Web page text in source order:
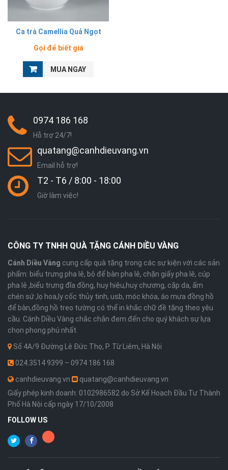
Ca trà Camellia Quả Ngọt
Gọi để biết giá
MUA NGAY
0974 186 168
Hỗ trợ 24/7!
quatang@canhdieuvang.vn
Email hỗ trợ!
T2 - T6 / 8:00 - 18:00
Giờ làm việc!
CÔNG TY TNHH QUÀ TẶNG CÁNH DIỀU VÀNG
Cánh Diều Vàng cung cấp quà tặng trong các sự kiện với các sản
phẩm: biểu trưng pha lê, bộ để bàn pha lê, chặn giấy pha lê, cúp
pha lê ,biểu trưng đĩa đồng, huy hiệu,huy chương, cặp da, ấm
chén sứ ,lọ hoa,ly cốc thủy tinh, usb, móc khóa, áo mưa đồng hồ
để bàn,đồng hồ treo tường có thể in khắc chữ đề tặng theo yêu
cầu. Cánh Diều Vàng chắc chắn đem đến cho quý khách sự lựa
chọn phong phú nhất.
Số 4A/9 Đường Lê Đức Thọ, P. Từ Liêm, Hà Nội
024.3514 9399 – 0974 186 168
canhdieuvang.vn
quatang@canhdieuvang.vn
Giấy phép kinh doanh: 0102986582 do Sở Kế Hoạch Đầu Tư Thành
Phố Hà Nội cấp ngày 17/10/2008
FOLLOW US